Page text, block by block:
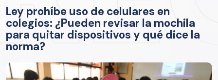
Ley prohíbe uso de celulares en
colegios: ¿Pueden revisar la mochila
para quitar dispositivos y qué dice la
norma?